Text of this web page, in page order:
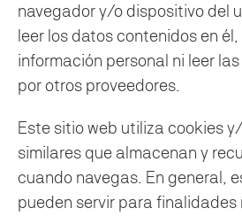
navegador y/o dispositivo del
leer los datos contenidos en
información personal ni leer
por otros proveedores.
Este sitio web utiliza cookies
similares que almacenan y
cuando navegas. En general,
pueden servir para finalidades